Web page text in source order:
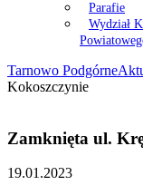
Parafie
Wydział
Tarnowo Podgórne
Kokoszczynie
Zamknięta ul.
19.01.2023